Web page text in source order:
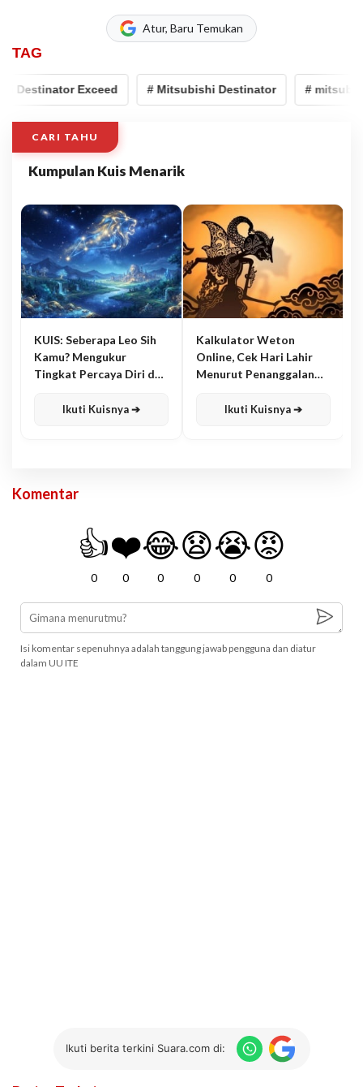
Atur, Baru Temukan
TAG
Exceed # Mitsubishi Destinator # mitsubishi
CARI TAHU
Kumpulan Kuis Menarik
KUIS: Seberapa Leo Sih
Kamu? Mengukur
Tingkat Percaya Diri dan
Ikuti Kuisnya ➔
Kalkulator Weton
Online, Cek Hari Lahir
Menurut Penanggalan
Ikuti Kuisnya ➔
Komentar
👍
0
❤️
0
😂
0
😧
0
😭
0
😡
0
Isi komentar sepenuhnya adalah tanggung jawab pengguna dan diatur
dalam UU ITE
Ikuti berita terkini Suara.com di: